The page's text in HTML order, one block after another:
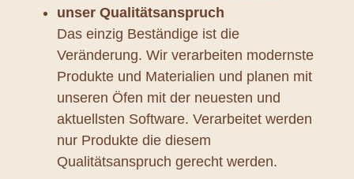
unser Qualitätsanspruch
Das einzig Beständige ist die
Veränderung. Wir verarbeiten modernste
Produkte und Materialien und planen mit
unseren Öfen mit der neuesten und
aktuellsten Software. Verarbeitet werden
nur Produkte die diesem
Qualitätsanspruch gerecht werden.